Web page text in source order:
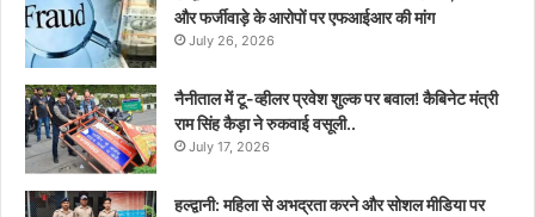
और फर्जीवाड़े के आरोपों पर एफआईआर की मांग
July 26, 2026
नैनीताल में टू-व्हीलर प्रवेश शुल्क पर बवाल! कैबिनेट मंत्री
राम सिंह कैड़ा ने रुकवाई वसूली..
July 17, 2026
हल्द्वानी: महिला से अभद्रता करने और सोशल मीडिया पर